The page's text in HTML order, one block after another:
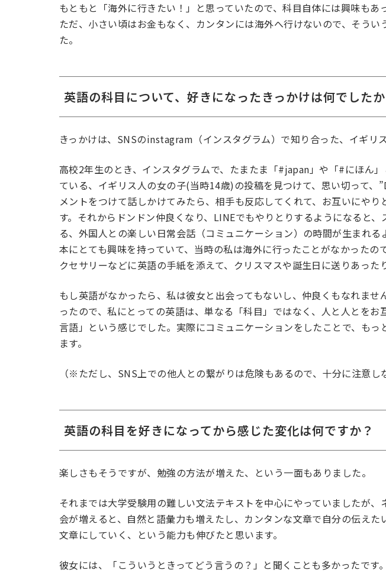
もともと「海外に行きたい！」と思っていたので、科目自体には興味もあ
ただ、小さい頃はお金もなく、カンタンには海外へ行けないので、そうい
た。
英語の科目について、好きになったきっかけは何でしたか
きっかけは、SNSのinstagram（インスタグラム）で知り合った、イギリ
高校2年生のとき、インスタグラムで、たまたま「#japan」や「#にほん
ている、イギリス人の女の子(当時14歳)の投稿を見つけて、思い切って、
メントをつけて話しかけてみたら、相手も反応してくれて、お互いにや
す。それからドンドン仲良くなり、LINEでもやりとりするようになると、
る、外国人との楽しい日常会話（コミュニケーション）の時間が生まれ
本にとても興味を持っていて、当時の私は海外に行ったことがなかったの
クセサリーなどに英語の手紙を添えて、クリスマスや誕生日に送りあった
もし英語がなかったら、私は彼女と出会ってもないし、仲良くもなれませ
ったので、私にとっての英語は、単なる「科目」ではなく、人と人とをお
言語」という感じでした。実際にコミュニケーションをしたことで、もっ
ます。
（※ただし、SNS上での他人との繋がりは危険もあるので、十分に注意し
英語の科目を好きになってから感じた変化は何ですか？
楽しさもそうですが、勉強の方法が増えた、という一面もありました。
それまでは大学受験用の難しい文法テキストを中心にやっていましたが
会が増えると、自然と語彙力も増えたし、カンタンな文章で自分の伝えた
文章にしていく、という能力も伸びたと思います。
彼女には、「こういうときってどう言うの？」と聞くことも多かったです